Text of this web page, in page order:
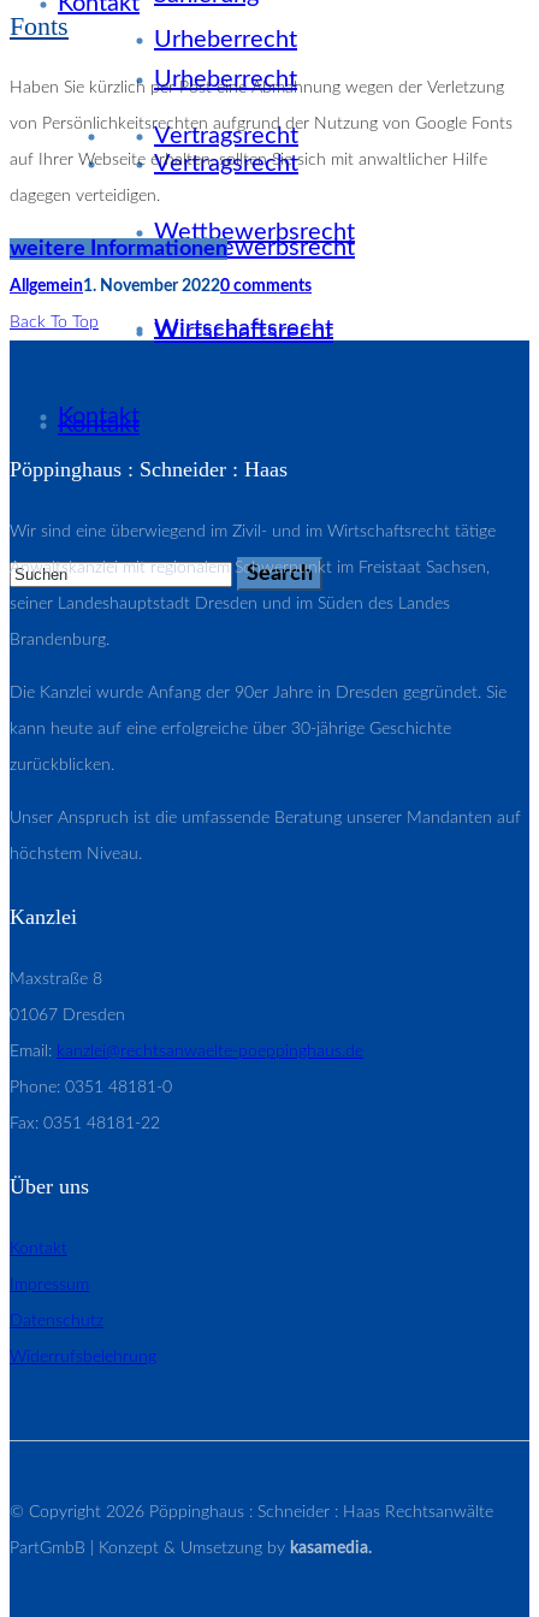
Urheberrecht
Vertragsrecht
Wettbewerbsrecht
Wirtschaftsrecht
Kontakt
Urheberrecht
Vertragsrecht
Wettbewerbsrecht
Wirtschaftsrecht
Kontakt
Fonts
Haben Sie kürzlich per Post eine Abmahnung wegen der Verletzung
von Persönlichkeitsrechten aufgrund der Nutzung von Google Fonts
auf Ihrer Webseite erhalten, sollten Sie sich mit anwaltlicher Hilfe
dagegen verteidigen.
weitere Informationen
Allgemein1. November 20220 comments
Back To Top
Pöppinghaus : Schneider : Haas
Wir sind eine überwiegend im Zivil- und im Wirtschaftsrecht tätige
Anwaltskanzlei mit regionalem Schwerpunkt im Freistaat Sachsen,
seiner Landeshauptstadt Dresden und im Süden des Landes
Brandenburg.
Die Kanzlei wurde Anfang der 90er Jahre in Dresden gegründet. Sie
kann heute auf eine erfolgreiche über 30-jährige Geschichte
zurückblicken.
Unser Anspruch ist die umfassende Beratung unserer Mandanten auf
höchstem Niveau.
Kanzlei
Maxstraße 8
01067 Dresden
Email: kanzlei@rechtsanwaelte-poeppinghaus.de
Phone: 0351 48181-0
Fax: 0351 48181-22
Über uns
Kontakt
Impressum
Datenschutz
Widerrufsbelehrung
© Copyright 2026 Pöppinghaus : Schneider : Haas Rechtsanwälte
PartGmbB | Konzept & Umsetzung by kasamedia.